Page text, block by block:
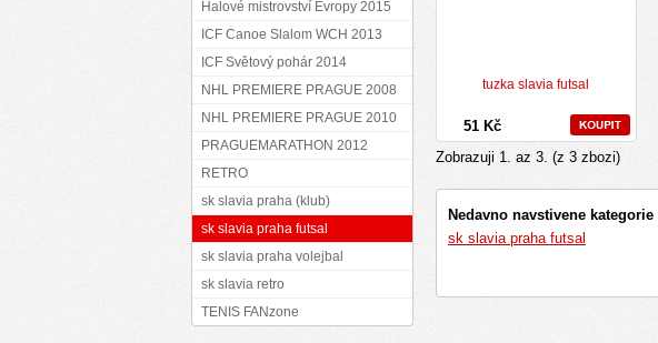
tuzka slavia futsal
51 Kč
Zobrazuji 1. az 3. (z 3 zbozi)
Nedavno navstivene kategorie
sk slavia praha futsal
Halové mistrovství Evropy 2015
ICF Canoe Slalom WCH 2013
ICF Světový pohár 2014
NHL PREMIERE PRAGUE 2008
NHL PREMIERE PRAGUE 2010
PRAGUEMARATHON 2012
RETRO
sk slavia praha (klub)
sk slavia praha futsal
sk slavia praha volejbal
sk slavia retro
TENIS FANzone